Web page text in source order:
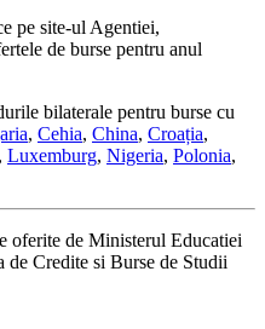
pe site-ul Agentiei,
de burse pentru anul
bilaterale pentru burse cu
, Cehia, China, Croația,
, Luxemburg, Nigeria, Polonia,
oferite de Ministerul Educatiei
Credite si Burse de Studii